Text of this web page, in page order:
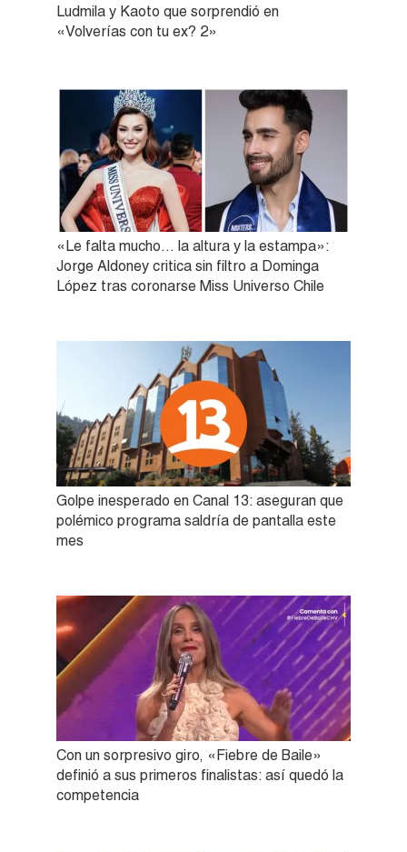
Ludmila y Kaoto que sorprendió en
«Volverías con tu ex? 2»
«Le falta mucho… la altura y la estampa»:
Jorge Aldoney critica sin filtro a Dominga
López tras coronarse Miss Universo Chile
Golpe inesperado en Canal 13: aseguran que
polémico programa saldría de pantalla este
mes
Con un sorpresivo giro, «Fiebre de Baile»
definió a sus primeros finalistas: así quedó la
competencia